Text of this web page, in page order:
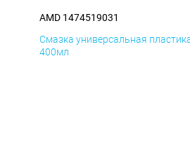
AMD 1474519031
Смазка универсальная
400мл